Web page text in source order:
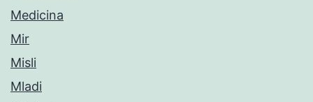
Medicina
Mir
Misli
Mladi